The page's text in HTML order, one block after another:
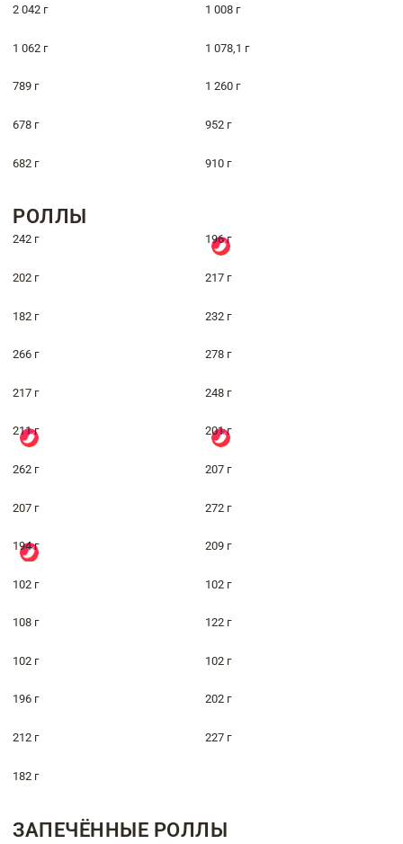
2 042 г 1 008 г
1 062 г 1 078,1 г
789 г 1 260 г
678 г 952 г
682 г 910 г
РОЛЛЫ
242 г 196 г
202 г 217 г
182 г 232 г
266 г 278 г
217 г 248 г
211 г 201 г
262 г 207 г
207 г 272 г
194 г 209 г
102 г 102 г
108 г 122 г
102 г 102 г
196 г 202 г
212 г 227 г
182 г
ЗАПЕЧЁННЫЕ РОЛЛЫ